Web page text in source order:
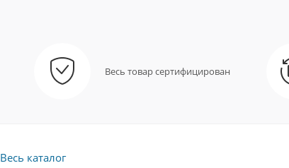
Весь товар сертифицирован
Весь каталог